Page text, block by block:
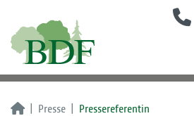
Presse Pressereferentin